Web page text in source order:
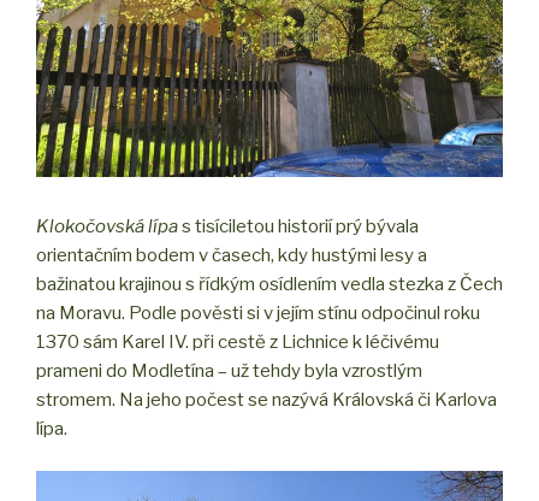
Klokočovská lípas tisíciletou historií prý bývala
orientačním bodem v časech, kdy hustými lesy a
bažinatou krajinou s řídkým osídlením vedla stezka z Čech
na Moravu. Podle pověsti si v jejím stínu odpočinul roku
1370 sám Karel IV. při cestě z Lichnice k léčivému
prameni do Modletína – už tehdy byla vzrostlým
stromem. Na jeho počest se nazývá Královská či Karlova
lípa.